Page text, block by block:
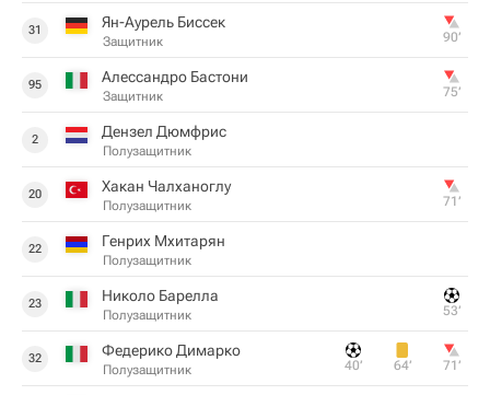
31 Ян-Аурель Биссек
Защитник 90‎’‎
95 Алессандро Бастони
Защитник 75‎’‎
2 Дензел Дюмфрис
Полузащитник
20 Хакан Чалханоглу
Полузащитник 71‎’‎
22 Генрих Мхитарян
Полузащитник
23 Николо Барелла
Полузащитник 53‎’‎
32 Федерико Димарко
Полузащитник 40‎’‎ 64‎’‎ 71‎’‎